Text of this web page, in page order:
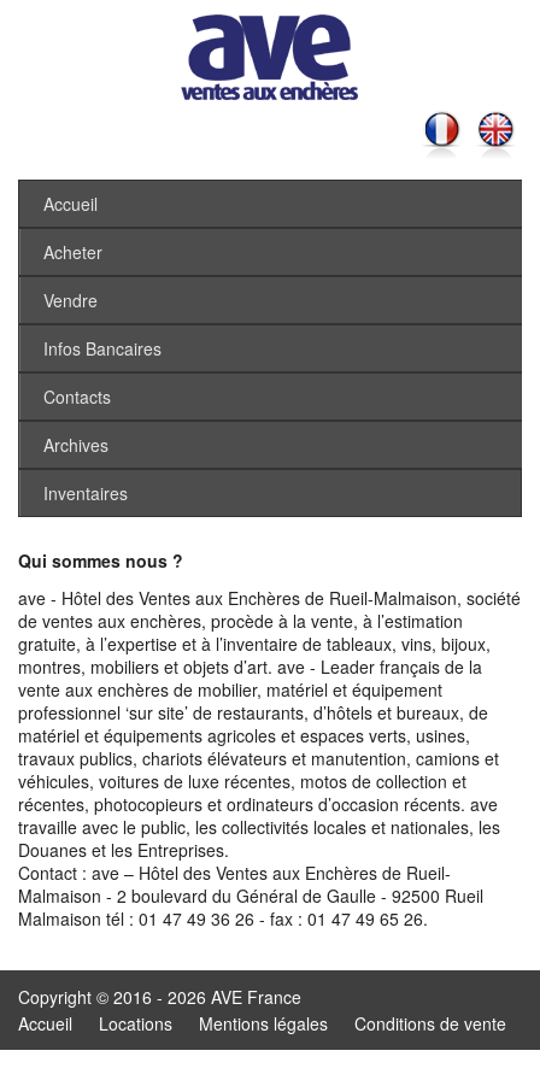
Accueil
Acheter
Vendre
Infos Bancaires
Contacts
Archives
Inventaires
Qui sommes nous ?
ave - Hôtel des Ventes aux Enchères de Rueil-Malmaison, société
de ventes aux enchères, procède à la vente, à l’estimation
gratuite, à l’expertise et à l’inventaire de tableaux, vins, bijoux,
montres, mobiliers et objets d’art. ave - Leader français de la
vente aux enchères de mobilier, matériel et équipement
professionnel ‘sur site’ de restaurants, d’hôtels et bureaux, de
matériel et équipements agricoles et espaces verts, usines,
travaux publics, chariots élévateurs et manutention, camions et
véhicules, voitures de luxe récentes, motos de collection et
récentes, photocopieurs et ordinateurs d’occasion récents. ave
travaille avec le public, les collectivités locales et nationales, les
Douanes et les Entreprises.
Contact : ave – Hôtel des Ventes aux Enchères de Rueil-
Malmaison - 2 boulevard du Général de Gaulle - 92500 Rueil
Malmaison tél : 01 47 49 36 26 - fax : 01 47 49 65 26.
Copyright © 2016 - 2026 AVE France
Accueil
Locations Mentions légales Conditions de vente